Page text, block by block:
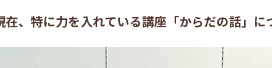
在、特に力を入れている講座「からだの話」に